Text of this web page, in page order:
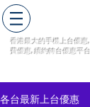
香港最大的手機上台優惠,
費優惠,續約轉台優惠平台
各台最新上台優惠